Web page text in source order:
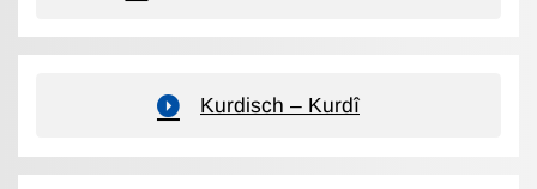
Kurdisch – Kurdî